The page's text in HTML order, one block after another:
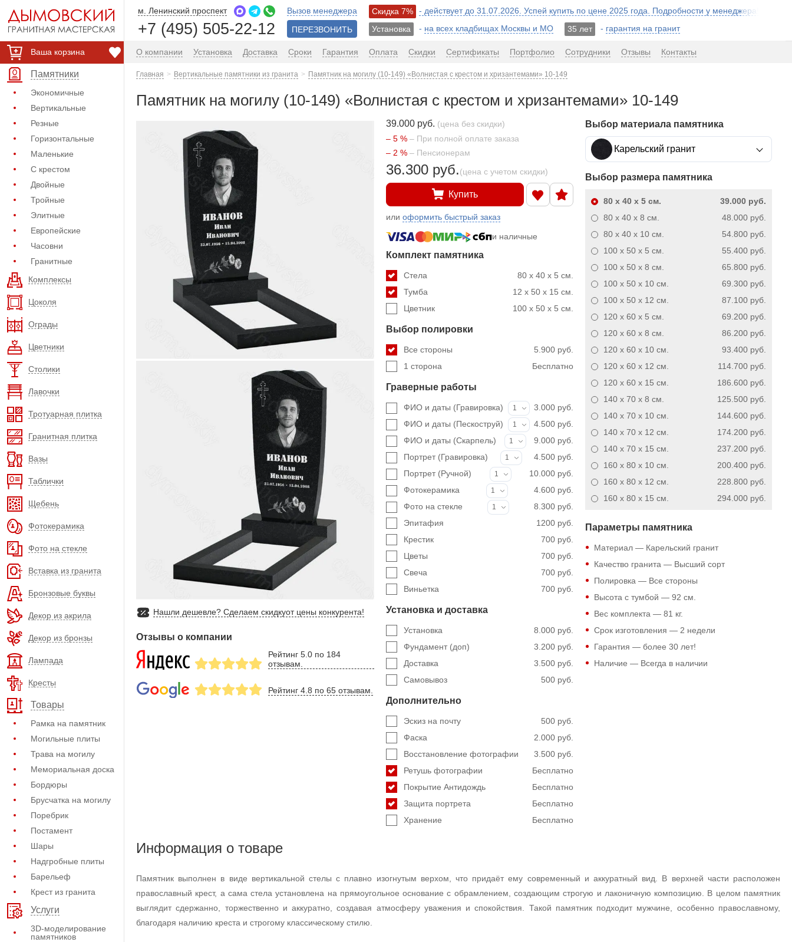
Ваша корзина
Памятники
Экономичные
Вертикальные
Резные
Горизонтальные
Маленькие
С крестом
Двойные
Тройные
Элитные
Европейские
Часовни
Гранитные
Комплексы
Цоколя
Ограды
Цветники
Столики
Лавочки
Тротуарная плитка
Гранитная плитка
Вазы
Таблички
Щебень
Фотокерамика
Фото на стекле
Вставка из гранита
Бронзовые буквы
Декор из акрила
Декор из бронзы
Лампада
Кресты
Товары
Рамка на памятник
Могильные плиты
Трава на могилу
Мемориальная доска
Бордюры
Брусчатка на могилу
Поребрик
Постамент
Шары
Надгробные плиты
Барельеф
Крест из гранита
Услуги
3D-моделирование
памятников
м. Ленинский проспект
+7 (495) 505-22-12
Вызов менеджера
ПЕРЕЗВОНИТЬ
Скидка 7%
- действует до 31.07.2026. Успей купить по цене 2025 года. Подробности у менеджера!
Установка
- на всех кладбищах Москвы и МО 35 лет - гарантия на гранит
О компании Установка Доставка Сроки Гарантия Оплата Скидки Сертификаты Портфолио Сотрудники Отзывы Контакты
Главная Вертикальные памятники из гранита Памятник на могилу (10-149) «Волнистая с крестом и хризантемами» 10-149
Памятник на могилу (10-149) «Волнистая с крестом и хризантемами» 10-149
Нашли дешевле? Сделаем скидкуот цены конкурента!
Отзывы о компании
Рейтинг 5.0 по 184
отзывам.
Рейтинг 4.8 по 65 отзывам.
39.000 руб. (цена без скидки)
– 5 % – При полной оплате заказа
– 2 % – Пенсионерам
36.300 руб.(цена с учетом скидки)
Купить
илиоформить быстрый заказ
и наличные
Комплект памятника
80 x 40 x 5 см.
Стела
12 x 50 x 15 см.
Тумба
100 x 50 x 5 см.
Цветник
Выбор полировки
5.900 руб.
Все стороны
Бесплатно
1 сторона
Граверные работы
ФИО и даты (Гравировка) 1
3.000 руб.
ФИО и даты (Пескоструй)
1
4.500 руб.
ФИО и даты (Скарпель)
1
9.000 руб.
Портрет (Гравировка)
1
4.500 руб.
Портрет (Ручной)
1
10.000 руб.
Фотокерамика
1
4.600 руб.
Фото на стекле
1
8.300 руб.
1200 руб.
Эпитафия
700 руб.
Крестик
700 руб.
Цветы
700 руб.
Свеча
700 руб.
Виньетка
Установка и доставка
8.000 руб.
Установка
3.200 руб.
Фундамент (доп)
3.500 руб.
Доставка
500 руб.
Самовывоз
Дополнительно
500 руб.
Эскиз на почту
2.000 руб.
Фаска
3.500 руб.
Восстановление фотографии
Бесплатно
Ретушь фотографии
Бесплатно
Покрытие Антидождь
Бесплатно
Защита портрета
Бесплатно
Хранение
Выбор материала памятника
Карельский гранит
Выбор размера памятника
39.000 руб.
80 x 40 x 5см.
48.000 руб.
80 x 40 x 8 см.
54.800 руб.
80 x 40 x 10см.
55.400 руб.
100 x 50 x 5 см.
65.800 руб.
100 x 50 x 8 см.
69.300 руб.
100 x 50 x 10см.
87.100 руб.
100 x 50 x 12 см.
69.200 руб.
120 x 60 x 5 см.
86.200 руб.
120 x 60 x 8 см.
93.400 руб.
120 x 60 x 10см.
114.700 руб.
120 x 60 x 12 см.
186.600 руб.
120 x 60 x 15 см.
125.500 руб.
140 x 70 x 8 см.
144.600 руб.
140 x 70 x 10см.
174.200 руб.
140 x 70 x 12 см.
237.200 руб.
140 x 70 x 15 см.
200.400 руб.
160 x 80 x 10см.
228.800 руб.
160 x 80 x 12 см.
294.000 руб.
160 x 80 x 15 см.
Параметры памятника
Материал — Карельский гранит
Качество гранита — Высший сорт
Полировка — Все стороны
Высота с тумбой — 92 см.
Вес комплекта — 81 кг.
Срок изготовления — 2 недели
Гарантия — более 30 лет!
Наличие — Всегда в наличии
Информация о товаре
Памятник выполнен в виде вертикальной стелы с плавно изогнутым верхом, что придаёт ему современный и аккуратный вид. В верхней части расположен
православный крест, а сама стела установлена на прямоугольное основание с обрамлением, создающим строгую и лаконичную композицию. В целом памятник
выглядит сдержанно, торжественно и аккуратно, создавая атмосферу уважения и спокойствия. Такой памятник подходит мужчине, особенно православному,
благодаря наличию креста и строгому классическому стилю.